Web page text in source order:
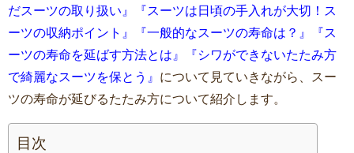
だスーツの取り扱い』『スーツは日頃の手入れが大切！ス
ーツの収納ポイント』『一般的なスーツの寿命は？』『ス
ーツの寿命を延ばす方法とは』『シワができないたたみ方
で綺麗なスーツを保とう』 について見ていきながら、スー
ツの寿命が延びるたたみ方について紹介します。
目次